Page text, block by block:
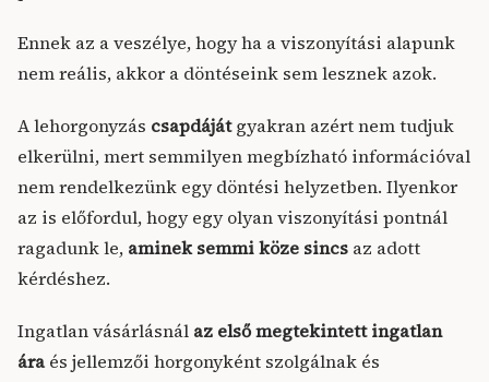
Ennek az a veszélye, hogy ha a viszonyítási alapunk
nem reális, akkor a döntéseink sem lesznek azok.
A lehorgonyzás csapdájátgyakran azért nem tudjuk
elkerülni, mert semmilyen megbízható információval
nem rendelkezünk egy döntési helyzetben. Ilyenkor
az is előfordul, hogy egy olyan viszonyítási pontnál
ragadunk le, aminek semmi köze sincs az adott
kérdéshez.
Ingatlan vásárlásnál az első megtekintett ingatlan
ára és jellemzői horgonyként szolgálnak és